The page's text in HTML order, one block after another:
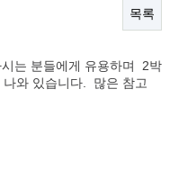
목록
는 분들에게 유용하며 2박
와 있습니다. 많은 참고